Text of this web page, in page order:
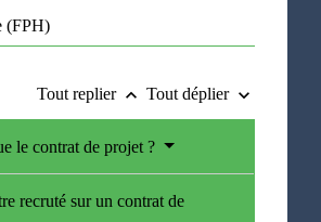
(FPH)
Tout replier keyboard_arrow_up Tout déplier keyboard_arrow_down
le contrat de projet ?
recruté sur un contrat de